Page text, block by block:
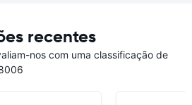
recentes
nos com uma classificação de